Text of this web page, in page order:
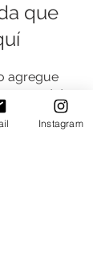
que
agregue
podrás
Instagram